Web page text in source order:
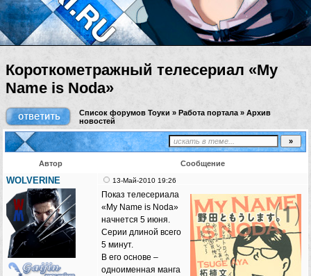
Короткометражный телесериал «My
Name is Noda»
Список форумов Тоуки » Работа портала » Архив
новостей
Автор Сообщение
WOLVERINE 13-Май-2010 19:26
Показ телесериала
«My Name is Noda»
начнется 5 июня.
Серии длиной всего
5 минут.
В его основе –
одноименная манга